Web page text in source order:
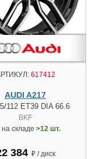
617412
AUDI A217
112 ET39 DIA 66.6
BKF
на складе >12 шт.
384 ₽ / диск